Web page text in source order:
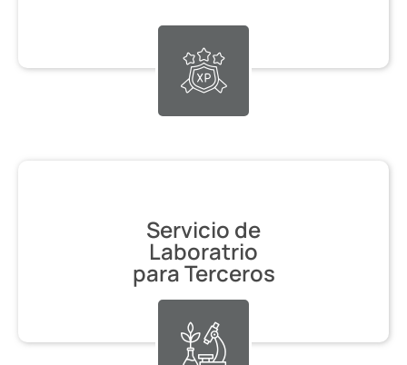
Servicio de
Laboratrio
para Terceros